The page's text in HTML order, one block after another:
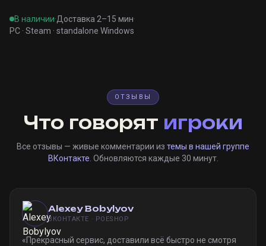
В наличии·Доставка 2–15 мин·
PC · Steam · standalone Windows
ОТЗЫВЫ
Что говорят игроки
Все отзывы — живые комментарии из темы в нашей группе
ВКонтакте . Обновляются каждые 30 минут.
Alexey Bobylyov
ВКОНТАКТЕ · POESHOP
«Прекрасный сервис, доставили всё быстро не смотря